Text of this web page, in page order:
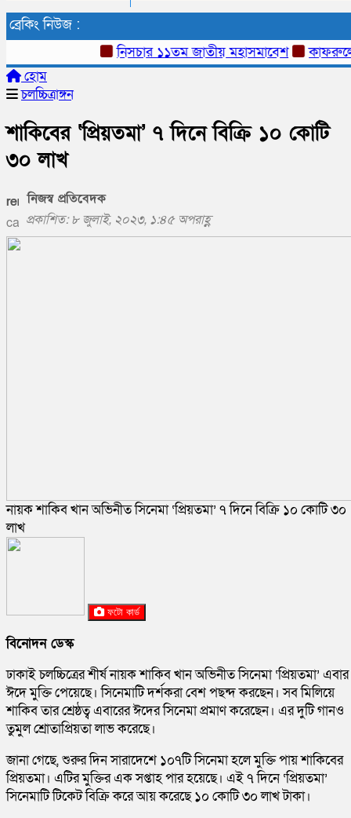
ব্রেকিং নিউজ :
নিসচার ১১তম জাতীয় মহাসমাবেশ
কাফরুলে
হোম
চলচ্চিত্রাঙ্গন
শাকিবের ‘প্রিয়তমা’ ৭ দিনে বিক্রি ১০ কোটি
৩০ লাখ
নিজস্ব প্রতিবেদক
প্রকাশিত: ৮ জুলাই, ২০২৩, ১:৪৫ অপরাহ্ণ
নায়ক শাকিব খান অভিনীত সিনেমা ‘প্রিয়তমা’ ৭ দিনে বিক্রি ১০ কোটি ৩০
লাখ
ফটো কার্ড
বিনোদন ডেস্ক
ঢাকাই চলচ্চিত্রের শীর্ষ নায়ক শাকিব খান অভিনীত সিনেমা ‘প্রিয়তমা’ এবার
ঈদে মুক্তি পেয়েছে। সিনেমাটি দর্শকরা বেশ পছন্দ করছেন। সব মিলিয়ে
শাকিব তার শ্রেষ্ঠত্ব এবারের ঈদের সিনেমা প্রমাণ করেছেন। এর দুটি গানও
তুমুল শ্রোতাপ্রিয়তা লাভ করেছে।
জানা গেছে, শুরুর দিন সারাদেশে ১০৭টি সিনেমা হলে মুক্তি পায় শাকিবের
প্রিয়তমা। এটির মুক্তির এক সপ্তাহ পার হয়েছে। এই ৭ দিনে ‘প্রিয়তমা’
সিনেমাটি টিকেট বিক্রি করে আয় করেছে ১০ কোটি ৩০ লাখ টাকা।